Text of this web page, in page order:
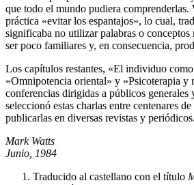
que todo el mundo pudiera comprenderlas.
práctica «evitar los espantajos», lo cual,
significaba no utilizar palabras o conceptos
ser poco familiares y, en consecuencia,
Los capítulos restantes, «El individuo
«Omnipotencia oriental» y »Psicoterapia y
conferencias dirigidas a públicos generales
seleccionó estas charlas entre centenares
publicarlas en diversas revistas y periódicos.
Mark Watts
Junio, 1984
Traducido al castellano con el título